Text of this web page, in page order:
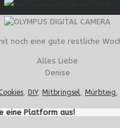
noch eine gute restliche
Alles Liebe
Denise
Cookies, DIY, Mitbringsel, Mürbteig,
eine Platform aus!